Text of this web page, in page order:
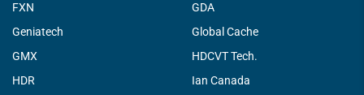
FXN
GDA
Geniatech
Global Cache
GMX
HDCVT Tech.
HDR
Ian Canada